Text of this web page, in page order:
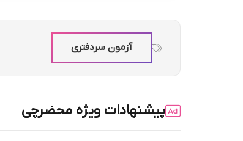
آزمون سردفتری
پیشنهادات ویژه محضرچی